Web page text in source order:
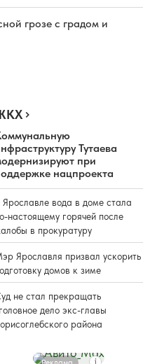
грозе с градом и
Тутаева
при
нацпроекта
Ярославле вода в доме стала
настоящему горячей после
в прокуратуру
Ярославля призвал ускорить
домов к зиме
не стал прекращать
дело экс-главы
района